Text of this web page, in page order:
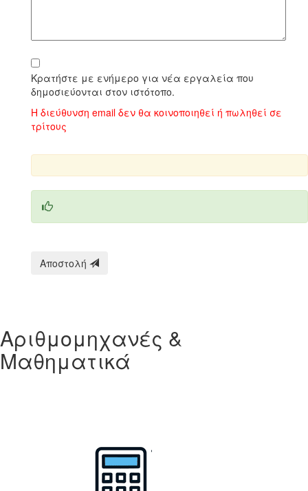
Κρατήστε με ενήμερο για νέα εργαλεία που
δημοσιεύονται στον ιστότοπο.
Η διεύθυνση email δεν θα κοινοποιηθεί ή πωληθεί σε
τρίτους
Αποστολή
Αριθμομηχανές &
Μαθηματικά